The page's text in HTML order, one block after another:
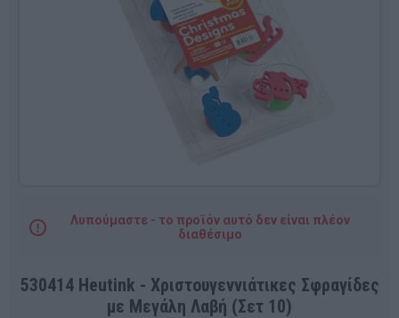
Λυπούμαστε - το προϊόν αυτό δεν είναι πλέον
διαθέσιμο
530414 Heutink - Χριστουγεννιάτικες Σφραγίδες
με Μεγάλη Λαβή (Σετ 10)